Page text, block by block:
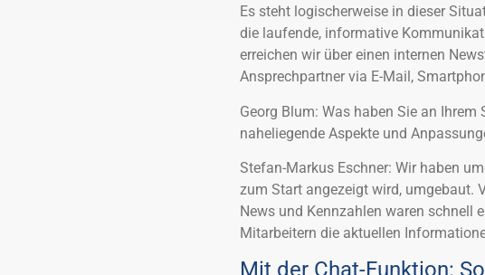
Es steht logischerweise in dieser
die laufende, informative
erreichen wir über einen internen
Ansprechpartner via E-Mail,
Georg Blum: Was haben Sie an
naheliegende Aspekte und
Stefan-Markus Eschner: Wir haben
zum Start angezeigt wird, umgebaut.
News und Kennzahlen waren schnell
Mitarbeitern die aktuellen
Mit der Chat-Funktion: